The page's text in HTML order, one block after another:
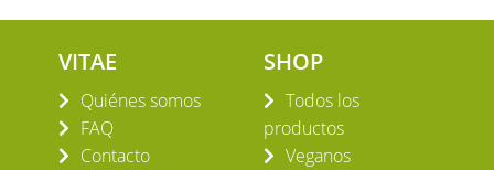
VITAE
Quiénes somos
FAQ
Contacto
SHOP
Todos los
productos
Veganos